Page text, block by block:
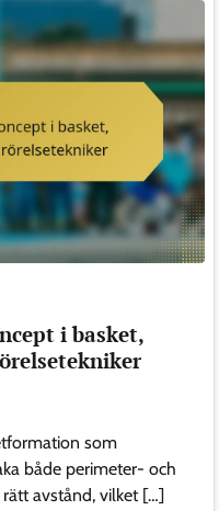
i basket,
som
både perimeter- och
avstånd, vilket […]